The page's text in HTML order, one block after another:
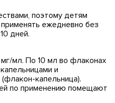
поэтому детям
ежедневно без
дней.
мл. По 10 мл во флаконах
и
капельница).
по применению помещают